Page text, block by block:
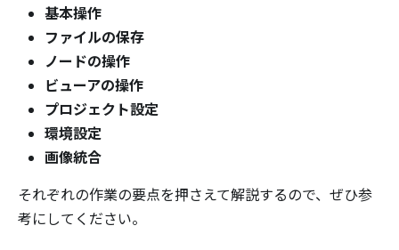
基本操作
ファイルの保存
ノードの操作
ビューアの操作
プロジェクト設定
環境設定
画像統合
それぞれの作業の要点を押さえて解説するので、ぜひ参
考にしてください。